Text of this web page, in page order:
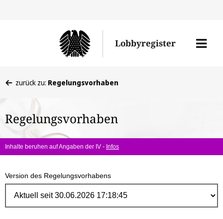
Lobbyregister
Menü
befinden
hier:
zurück zu: Regelungsvorhaben
Regelungsvorhaben
Inhalte beruhen auf Angaben der IV - Infos
Version des Regelungsvorhabens